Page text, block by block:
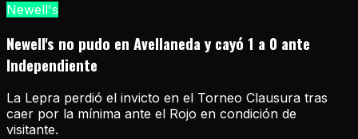
Newell's
Newell's no pudo en Avellaneda y cayó 1 a 0 ante
Independiente
La Lepra perdió el invicto en el Torneo Clausura tras
caer por la mínima ante el Rojo en condición de
visitante.